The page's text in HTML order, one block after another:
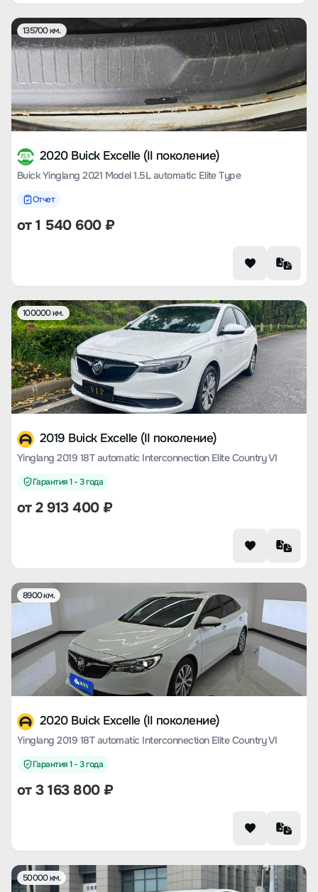
135700 км.
2020 Buick Excelle (II поколение)
Buick Yinglang 2021 Model 1.5L automatic Elite Type
Отчет
от1 540 600₽
100000 км.
2019 Buick Excelle (II поколение)
Yinglang 2019 18T automatic Interconnection Elite Country VI
Гарантия 1 - 3 года
от2 913 400₽
8900 км.
2020 Buick Excelle (II поколение)
Yinglang 2019 18T automatic Interconnection Elite Country VI
Гарантия 1 - 3 года
от3 163 800₽
50000 км.